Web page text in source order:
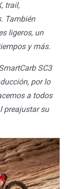
trail,
También
ligeros, un
y más.
SC3
por lo
a todos
preajustar su